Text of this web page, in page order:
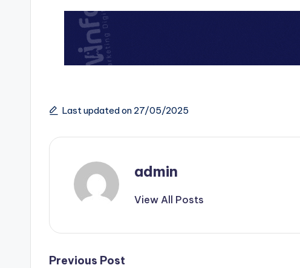
Last updated on 27/05/2025
admin
View All Posts
Previous Post